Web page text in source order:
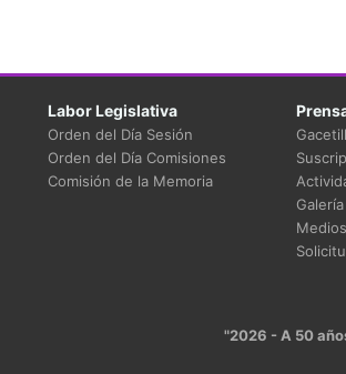
Labor Legislativa
Orden del Día Sesión
Orden del Día Comisiones
Comisión de la Memoria
"2026 - A 50